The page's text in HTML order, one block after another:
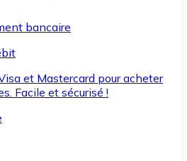
bancaire
et Mastercard pour acheter
Facile et sécurisé !